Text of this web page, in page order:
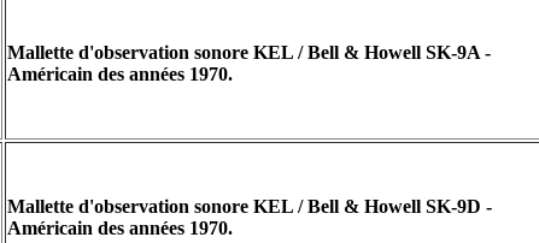
Mallette d'observation sonore KEL / Bell & Howell SK-9A -
Américain des années 1970.
Mallette d'observation sonore KEL / Bell & Howell SK-9D -
Américain des années 1970.